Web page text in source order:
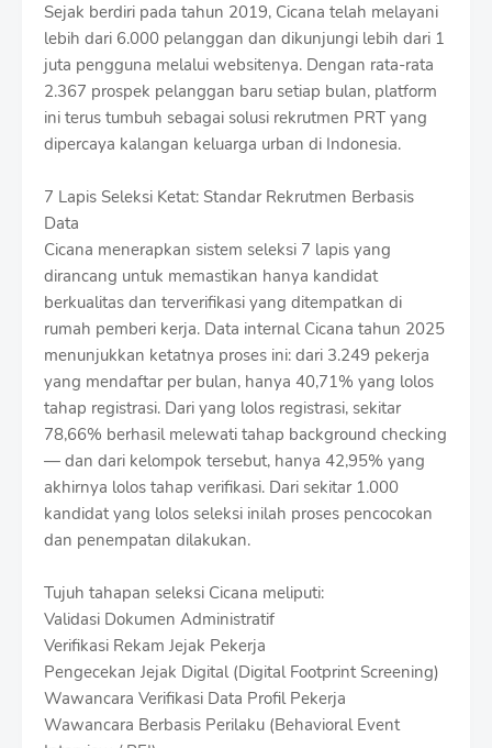
Sejak berdiri pada tahun 2019, Cicana telah melayani
lebih dari 6.000 pelanggan dan dikunjungi lebih dari 1
juta pengguna melalui websitenya. Dengan rata-rata
2.367 prospek pelanggan baru setiap bulan, platform
ini terus tumbuh sebagai solusi rekrutmen PRT yang
dipercaya kalangan keluarga urban di Indonesia.
7 Lapis Seleksi Ketat: Standar Rekrutmen Berbasis
Data
Cicana menerapkan sistem seleksi 7 lapis yang
dirancang untuk memastikan hanya kandidat
berkualitas dan terverifikasi yang ditempatkan di
rumah pemberi kerja. Data internal Cicana tahun 2025
menunjukkan ketatnya proses ini: dari 3.249 pekerja
yang mendaftar per bulan, hanya 40,71% yang lolos
tahap registrasi. Dari yang lolos registrasi, sekitar
78,66% berhasil melewati tahap background checking
— dan dari kelompok tersebut, hanya 42,95% yang
akhirnya lolos tahap verifikasi. Dari sekitar 1.000
kandidat yang lolos seleksi inilah proses pencocokan
dan penempatan dilakukan.
Tujuh tahapan seleksi Cicana meliputi:
Validasi Dokumen Administratif
Verifikasi Rekam Jejak Pekerja
Pengecekan Jejak Digital (Digital Footprint Screening)
Wawancara Verifikasi Data Profil Pekerja
Wawancara Berbasis Perilaku (Behavioral Event